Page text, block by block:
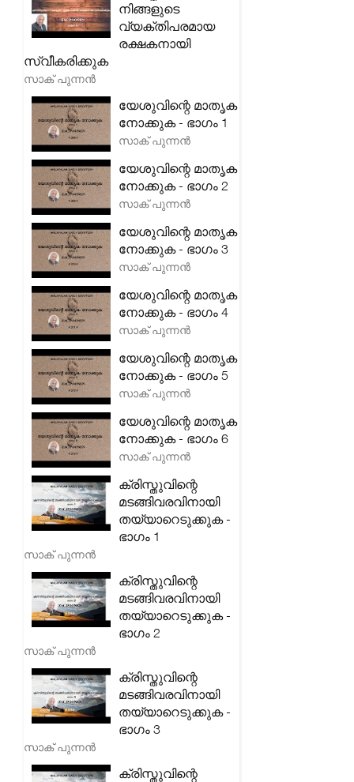
നിങ്ങളുടെ
വ്യക്തിപരമായ
രക്ഷകനായി
സ്വീകരിക്കുക
സാക് പുന്നൻ
യേശുവിന്റെ മാതൃക
നോക്കുക - ഭാഗം 1
സാക് പുന്നൻ
യേശുവിന്റെ മാതൃക
നോക്കുക - ഭാഗം 2
സാക് പുന്നൻ
യേശുവിന്റെ മാതൃക
നോക്കുക - ഭാഗം 3
സാക് പുന്നൻ
യേശുവിന്റെ മാതൃക
നോക്കുക - ഭാഗം 4
സാക് പുന്നൻ
യേശുവിന്റെ മാതൃക
നോക്കുക - ഭാഗം 5
സാക് പുന്നൻ
യേശുവിന്റെ മാതൃക
നോക്കുക - ഭാഗം 6
സാക് പുന്നൻ
ക്രിസ്തുവിന്റെ
മടങ്ങിവരവിനായി
തയ്യാറെടുക്കുക -
ഭാഗം 1
സാക് പുന്നൻ
ക്രിസ്തുവിന്റെ
മടങ്ങിവരവിനായി
തയ്യാറെടുക്കുക -
ഭാഗം 2
സാക് പുന്നൻ
ക്രിസ്തുവിന്റെ
മടങ്ങിവരവിനായി
തയ്യാറെടുക്കുക -
ഭാഗം 3
സാക് പുന്നൻ
ക്രിസ്തുവിന്റെ